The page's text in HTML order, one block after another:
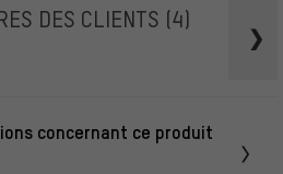
DES CLIENTS (4)
concernant ce produit